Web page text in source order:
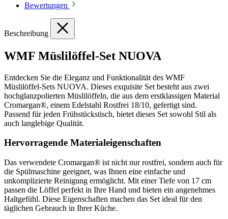
Bewertungen
Beschreibung
WMF Müslilöffel-Set NUOVA
Entdecken Sie die Eleganz und Funktionalität des WMF
Müslilöffel-Sets NUOVA. Dieses exquisite Set besteht aus zwei
hochglanzpolierten Müslilöffeln, die aus dem erstklassigen Material
Cromargan®, einem Edelstahl Rostfrei 18/10, gefertigt sind.
Passend für jeden Frühstückstisch, bietet dieses Set sowohl Stil als
auch langlebige Qualität.
Hervorragende Materialeigenschaften
Das verwendete Cromargan® ist nicht nur rostfrei, sondern auch für
die Spülmaschine geeignet, was Ihnen eine einfache und
unkomplizierte Reinigung ermöglicht. Mit einer Tiefe von 17 cm
passen die Löffel perfekt in Ihre Hand und bieten ein angenehmes
Haltgefühl. Diese Eigenschaften machen das Set ideal für den
täglichen Gebrauch in Ihrer Küche.